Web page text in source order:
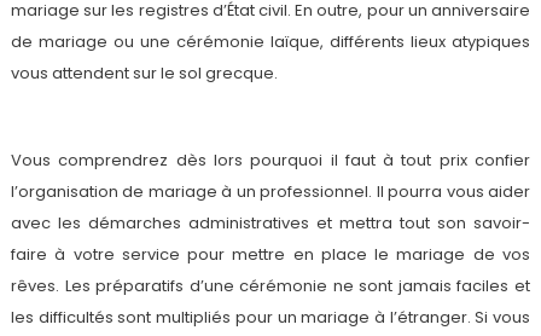
mariage sur les registres d’État civil. En outre, pour un anniversaire
de mariage ou une cérémonie laïque, différents lieux atypiques
vous attendent sur le sol grecque.
Vous comprendrez dès lors pourquoi il faut à tout prix confier
l’organisation de mariage à un professionnel. Il pourra vous aider
avec les démarches administratives et mettra tout son savoir-
faire à votre service pour mettre en place le mariage de vos
rêves. Les préparatifs d’une cérémonie ne sont jamais faciles et
les difficultés sont multipliés pour un mariage à l’étranger. Si vous